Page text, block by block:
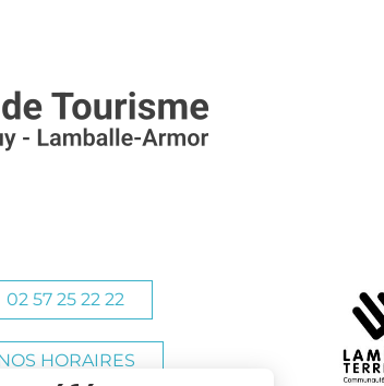
02 57 25 22 22
HORAIRES